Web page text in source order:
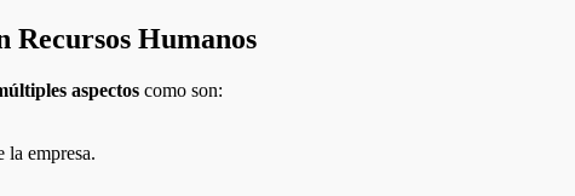
Recursos Humanos
aspectos como son:
la empresa.